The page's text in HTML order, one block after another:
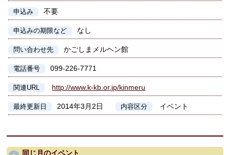
申込み 不要
申込みの期限など なし
問い合わせ先 かごしまメルヘン館
電話番号 099-226-7771
関連URL http://www.k-kb.or.jp/kinmeru
最終更新日 2014年3月2日 内容区分 イベント
同じ月のイベント